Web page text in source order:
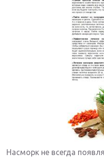
Насморк не всегда